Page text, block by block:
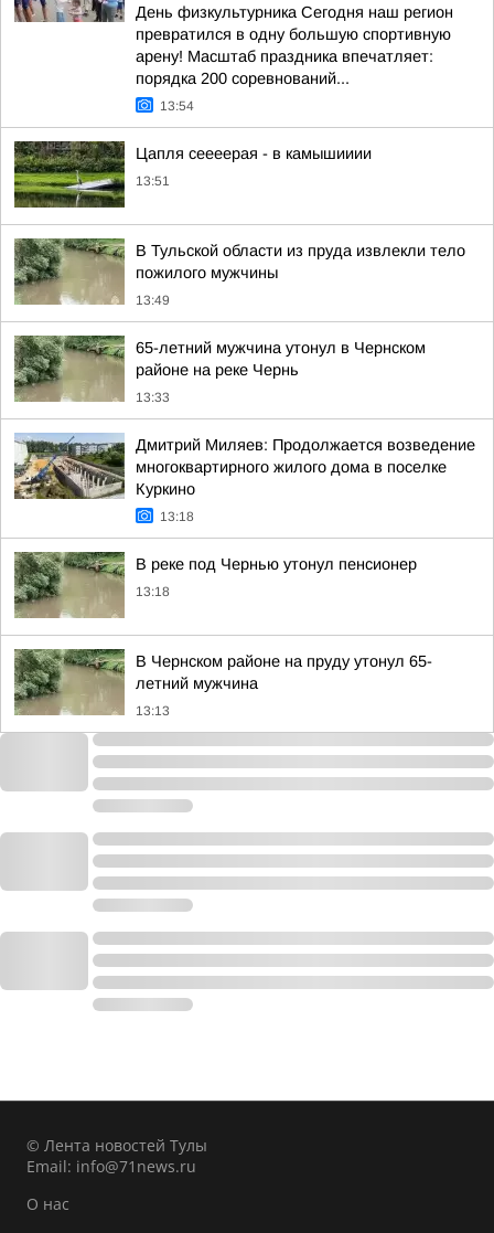
День физкультурника Сегодня наш регион
превратился в одну большую спортивную
арену! Масштаб праздника впечатляет:
порядка 200 соревнований...
13:54
Цапля сеееерая - в камышииии
13:51
В Тульской области из пруда извлекли тело
пожилого мужчины
13:49
65-летний мужчина утонул в Чернском
районе на реке Чернь
13:33
Дмитрий Миляев: Продолжается возведение
многоквартирного жилого дома в поселке
Куркино
13:18
В реке под Чернью утонул пенсионер
13:18
В Чернском районе на пруду утонул 65-
летний мужчина
13:13
© Лента новостей Тулы
Email: info@71news.ru
О нас